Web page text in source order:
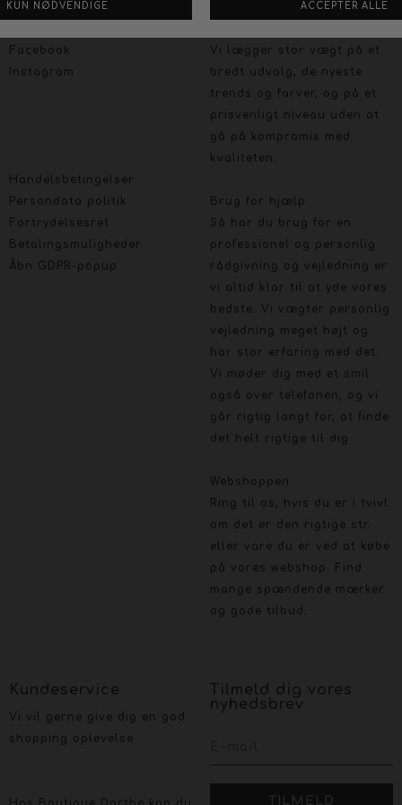
Facebook
Instagram
Handelsbetingelser
Persondata politik
Fortrydelsesret
Betalingsmuligheder
Åbn GDPR-popup
Vi lægger stor vægt på et
bredt udvalg, de nyeste
trends og farver, og på et
prisvenligt niveau uden at
gå på kompromis med
kvaliteten.
Brug for hjælp
Så har du brug for en
professionel og personlig
rådgivning og vejledning er
vi altid klar til at yde vores
bedste. Vi vægter personlig
vejledning meget højt og
har stor erfaring med det.
Vi møder dig med et smil
også over telefonen, og vi
går rigtig langt for, at finde
det helt rigtige til dig
Webshoppen
Ring til os, hvis du er i tvivl
om det er den rigtige str.
eller vare du er ved at købe
på vores webshop. Find
mange spændende mærker
og gode tilbud.
Kundeservice
Vi vil gerne give dig en god
shopping oplevelse
Tilmeld dig vores
nyhedsbrev